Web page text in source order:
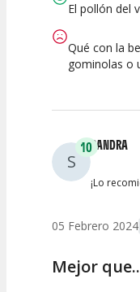
El pollón del
Qué con la
gominolas o
S
10SANDRA
¡Lo
05 Febrero 2024
Mejor